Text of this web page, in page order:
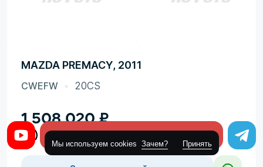
MAZDA PREMACY, 2011
CWEFW 20CS
1 508 020₽
Мы используем cookies Зачем? Принять